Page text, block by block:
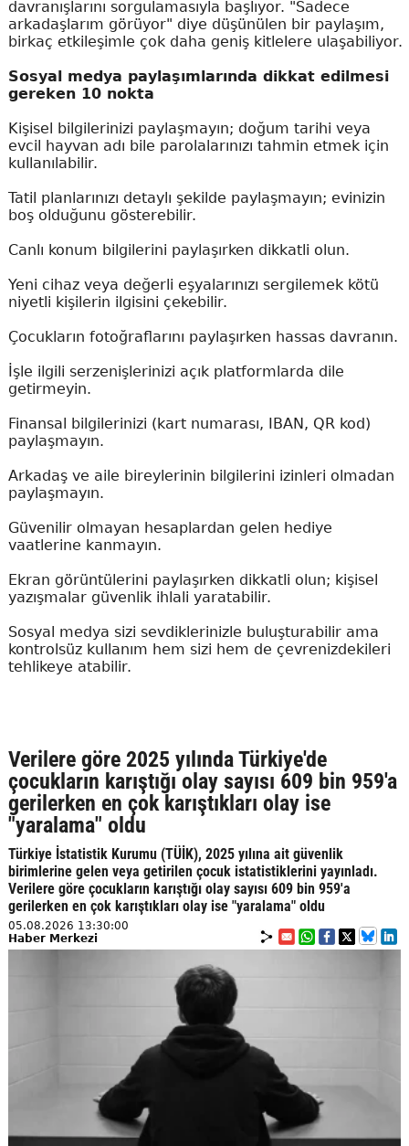
davranışlarını sorgulamasıyla başlıyor. "Sadece
arkadaşlarım görüyor" diye düşünülen bir paylaşım,
birkaç etkileşimle çok daha geniş kitlelere ulaşabiliyor.
Sosyal medya paylaşımlarında dikkat edilmesi
gereken 10 nokta
Kişisel bilgilerinizi paylaşmayın; doğum tarihi veya
evcil hayvan adı bile parolalarınızı tahmin etmek için
kullanılabilir.
Tatil planlarınızı detaylı şekilde paylaşmayın; evinizin
boş olduğunu gösterebilir.
Canlı konum bilgilerini paylaşırken dikkatli olun.
Yeni cihaz veya değerli eşyalarınızı sergilemek kötü
niyetli kişilerin ilgisini çekebilir.
Çocukların fotoğraflarını paylaşırken hassas davranın.
İşle ilgili serzenişlerinizi açık platformlarda dile
getirmeyin.
Finansal bilgilerinizi (kart numarası, IBAN, QR kod)
paylaşmayın.
Arkadaş ve aile bireylerinin bilgilerini izinleri olmadan
paylaşmayın.
Güvenilir olmayan hesaplardan gelen hediye
vaatlerine kanmayın.
Ekran görüntülerini paylaşırken dikkatli olun; kişisel
yazışmalar güvenlik ihlali yaratabilir.
Sosyal medya sizi sevdiklerinizle buluşturabilir ama
kontrolsüz kullanım hem sizi hem de çevrenizdekileri
tehlikeye atabilir.
Verilere göre 2025 yılında Türkiye'de
çocukların karıştığı olay sayısı 609 bin 959'a
gerilerken en çok karıştıkları olay ise
"yaralama" oldu
Türkiye İstatistik Kurumu (TÜİK), 2025 yılına ait güvenlik
birimlerine gelen veya getirilen çocuk istatistiklerini yayınladı.
Verilere göre çocukların karıştığı olay sayısı 609 bin 959'a
gerilerken en çok karıştıkları olay ise "yaralama" oldu
05.08.2026 13:30:00
Haber Merkezi